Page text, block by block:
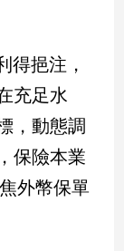
得挹注，
充足水
，動態調
保險本業
外幣保單